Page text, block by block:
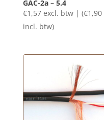
GAC-2a – 5.4
€1,57 excl. btw | (€1,90
incl. btw)